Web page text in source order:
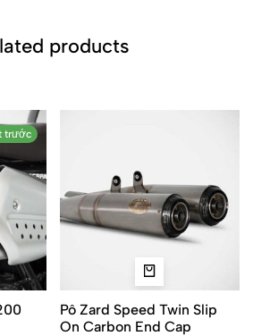
products
trước
Pô Zard Speed Twin Slip
On Carbon End Cap